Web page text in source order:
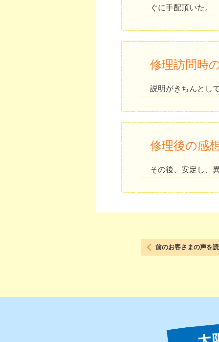
ぐに手配頂いた。
修理訪問時
説明がきちんとし
修理後の感
その後、安定し、
前のお客さまの声を